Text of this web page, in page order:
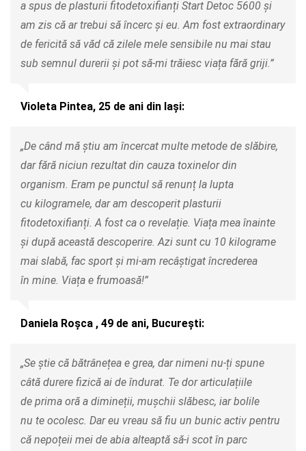
a spus de plasturii fitodetoxifianți Start Detoc 5600 și
am zis că ar trebui să încerc și eu. Am fost extraordinary
de fericită să văd că zilele mele sensibile nu mai stau
sub semnul durerii și pot să-mi trăiesc viața fără griji.”
Violeta Pintea, 25 de ani din Iași:
„De când mă știu am încercat multe metode de slăbire,
dar fără niciun rezultat din cauza toxinelor din
organism. Eram pe punctul să renunț la lupta
cu kilogramele, dar am descoperit plasturii
fitodetoxifianți. A fost ca o revelație. Viața mea înainte
și după această descoperire. Azi sunt cu 10 kilograme
mai slabă, fac sport și mi-am recâștigat încrederea
în mine. Viața e frumoasă!”
Daniela Roșca , 49 de ani, București:
„Se știe că bătrânețea e grea, dar nimeni nu-ți spune
câtă durere fizică ai de îndurat. Te dor articulațiile
de prima oră a dimineții, mușchii slăbesc, iar bolile
nu te ocolesc. Dar eu vreau să fiu un bunic activ pentru
că nepoțeii mei de abia alteaptă să-i scot în parc